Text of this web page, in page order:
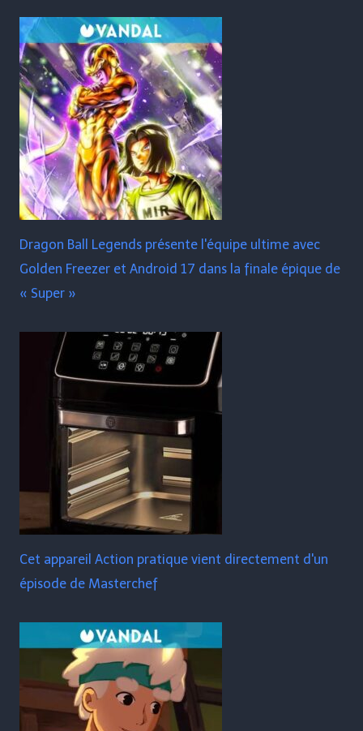
Dragon Ball Legends présente l'équipe ultime avec
Golden Freezer et Android 17 dans la finale épique de
« Super »
Cet appareil Action pratique vient directement d'un
épisode de Masterchef